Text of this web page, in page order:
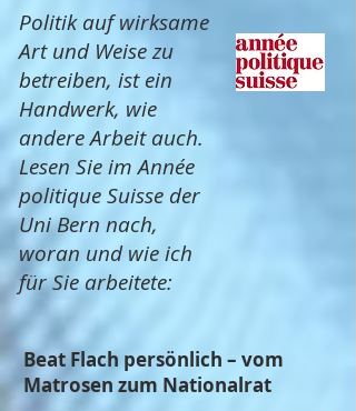
Politik auf wirksame
Art und Weise zu
betreiben, ist ein
Handwerk, wie
andere Arbeit auch.
Lesen Sie im Année
politique Suisse der
Uni Bern nach,
woran und wie ich
für Sie arbeitete:
Beat Flach persönlich – vom
Matrosen zum Nationalrat